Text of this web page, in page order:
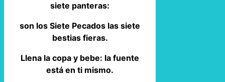
siete panteras:
son los Siete Pecados las siete
bestias fieras.
Llena la copa y bebe: la fuente
está en ti mismo.